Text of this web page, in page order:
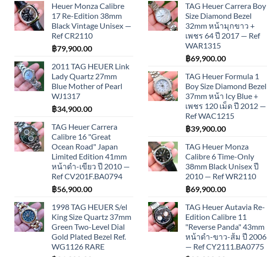
Heuer Monza Calibre
17 Re-Edition 38mm
Black Vintage Unisex —
Ref CR2110
฿79,900.00
2011 TAG HEUER Link
Lady Quartz 27mm
Blue Mother of Pearl
WJ1317
฿34,900.00
TAG Heuer Carrera
Calibre 16 "Great
Ocean Road" Japan
Limited Edition 41mm
หน้าดำ-เขียว ปี 2010 —
Ref CV201F.BA0794
฿56,900.00
1998 TAG HEUER S/el
King Size Quartz 37mm
Green Two-Level Dial
Gold Plated Bezel Ref.
WG1126 RARE
TAG Heuer Carrera Boy
Size Diamond Bezel
32mm หน้ามุกขาว +
เพชร 64 ปี 2017 — Ref
WAR1315
฿69,900.00
TAG Heuer Formula 1
Boy Size Diamond Bezel
37mm หน้า Icy Blue +
เพชร 120 เม็ด ปี 2012 —
Ref WAC1215
฿39,900.00
TAG Heuer Monza
Calibre 6 Time-Only
38mm Black Unisex ปี
2010 — Ref WR2110
฿69,900.00
TAG Heuer Autavia Re-
Edition Calibre 11
"Reverse Panda" 43mm
หน้าดำ-ขาว-ส้ม ปี 2006
— Ref CY2111.BA0775